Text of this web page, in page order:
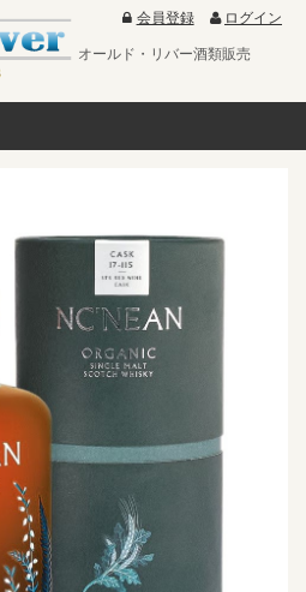
会員登録 ログイン
オールド・リバー酒類販売